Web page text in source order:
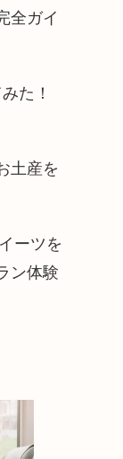
全ガイ
た！
土産を
ーツを
ン体験